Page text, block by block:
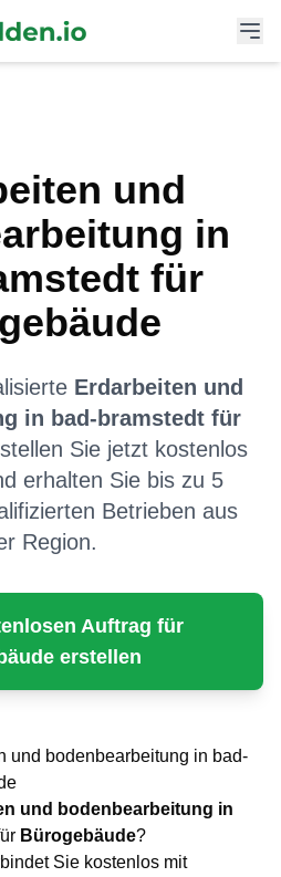
und
in
für
Erdarbeiten und
in bad-bramstedtfür
Sie jetzt kostenlos
erhalten Sie bis zu 5
Betrieben aus
Region.
Auftrag für
erstellen
und bodenbearbeitung in bad-
und bodenbearbeitung in
Bürogebäude?
Sie kostenlos mit